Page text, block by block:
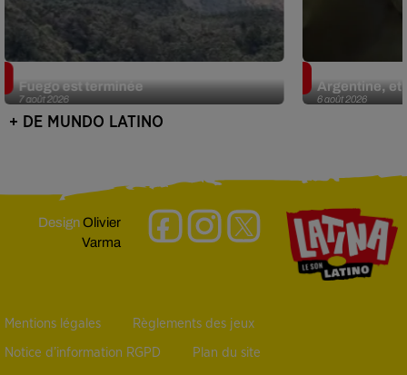
7 août 2026
Fuego est terminée
6 août 2026
Argentine, et
+ DE MUNDO LATINO
DesignOlivier
Varma
Mentions légales Règlements des jeux
Notice d’information RGPD Plan du site